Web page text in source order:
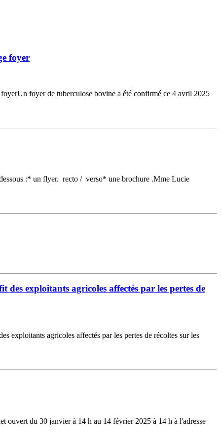
foyer
foyer de tuberculose bovine a été confirmé ce 4 avril 2025
:* un flyer. recto / verso* une brochure .Mme Lucie
exploitants agricoles affectés par les pertes de
exploitants agricoles affectés par les pertes de récoltes sur les
ouvert du 30 janvier à 14 h au 14 février 2025 à 14 h à l'adresse